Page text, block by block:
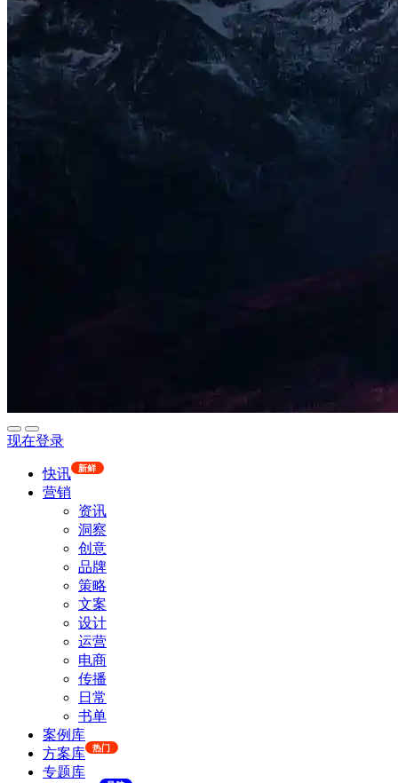
现在登录
快讯 新鲜
营销
资讯
洞察
创意
品牌
策略
文案
设计
运营
电商
传播
日常
书单
案例库
方案库
热门
专题库